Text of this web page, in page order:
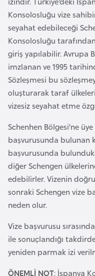
Konsolosluğu vize
seyahat edebileceği
Konsolosluğu
giriş yapılabilir. Avrupa
imzlanan ve 1995
Sözleşmesi bu
oluşturarak taraf
vizesiz seyahat etme
Schenhen Bölgesi’ne
başvurusunda bulunan
başvurusunda
diğer Schengen
edebilirler. Vizenin
sonraki Schengen vize
neden olur.
Vize başvurusu
ile sonuçlandığı
yeniden parmak izi
ÖNEMLİ NOT: İspanya
k
i
n
a
F
a
s
o
Ç
a
d
Ç
e
k
C
u
m